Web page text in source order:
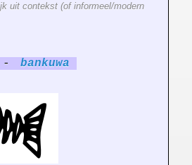
uit contekst (of informeel/modern
-
bankuwa